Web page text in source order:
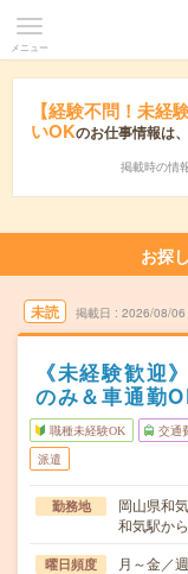
メニュー
【経験不問！未経
いOKのお仕事情報は
掲載時の情
お探
未読 掲載日 2026/08/06
《未経験歓迎
のみ＆車通勤
職種未経験OK 交通
派遣
勤務地
岡山県和
和気駅か
曜日頻度 月～金／